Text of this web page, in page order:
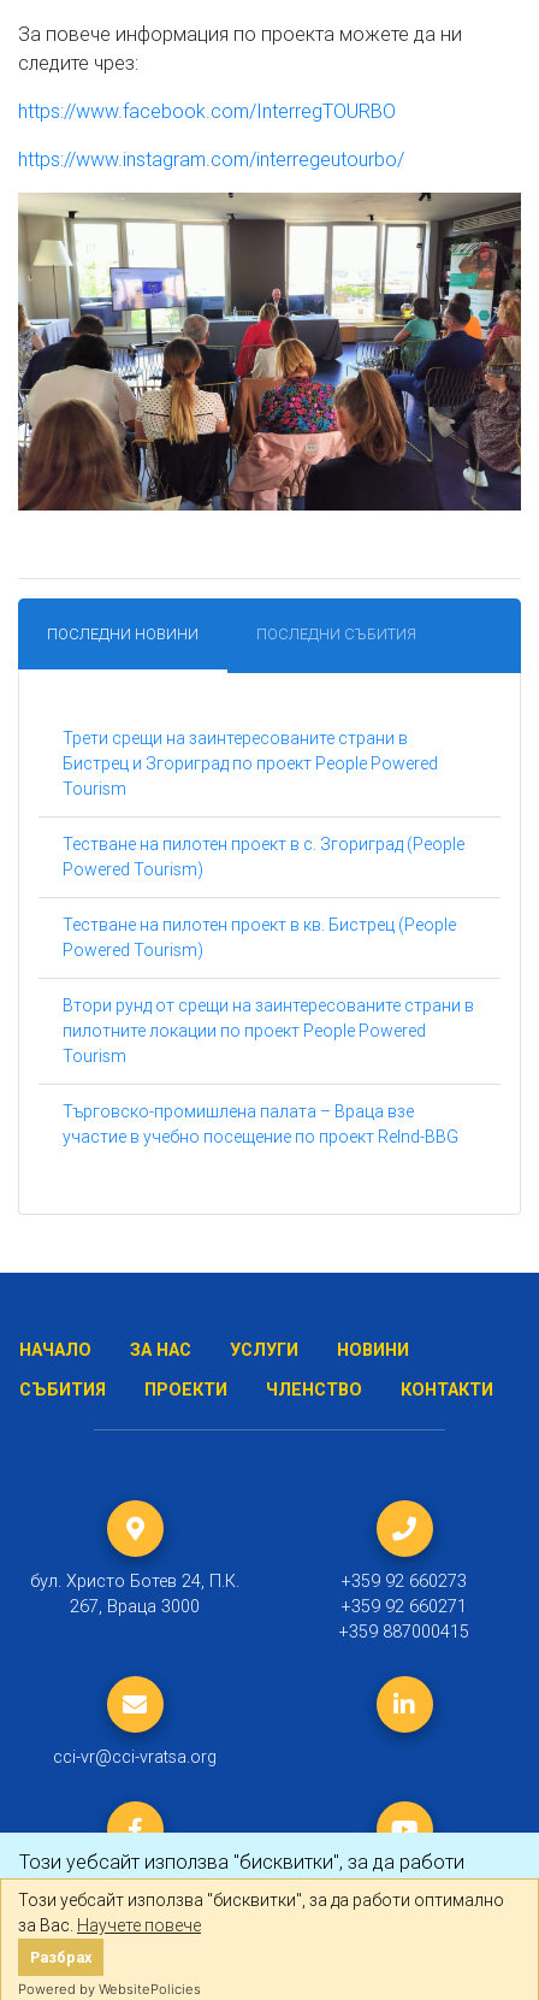
Този уебсайт използва "бисквитки", за да работи
оптимално за Вас.Научете повече
Разбрах
Този уебсайт използва "бисквитки", за да работи оптимално
за Вас. Научете повече
Разбрах
Powered by WebsitePolicies
За повече информация по проекта можете да ни
следите чрез:
https://www.facebook.com/InterregTOURBO
https://www.instagram.com/interregeutourbo/
ПОСЛЕДНИ НОВИНИ ПОСЛЕДНИ СЪБИТИЯ
Трети срещи на заинтересованите страни в
Бистрец и Згориград по проект People Powered
Tourism
Тестване на пилотен проект в с. Згориград (People
Powered Tourism)
Тестване на пилотен проект в кв. Бистрец (People
Powered Tourism)
Втори рунд от срещи на заинтересованите страни в
пилотните локации по проект People Powered
Tourism
Търговско-промишлена палата – Враца взе
участие в учебно посещение по проект ReInd-BBG
НАЧАЛО ЗА НАС УСЛУГИ
НОВИНИ
СЪБИТИЯ
ПРОЕКТИ ЧЛЕНСТВО КОНТАКТИ
бул. Христо Ботев 24, П.К.
267, Враца 3000
+359 92 660273
+359 92 660271
+359 887000415
cci-vr@cci-vratsa.org
© 2019 ТПП Враца |Политика за личните данни